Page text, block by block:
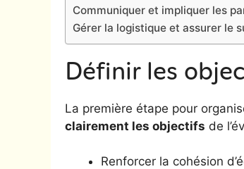
Communiquer et impliquer les
Gérer la logistique et assurer le
Définir les
La première étape pour
clairement les objectifs de
Renforcer la cohésion